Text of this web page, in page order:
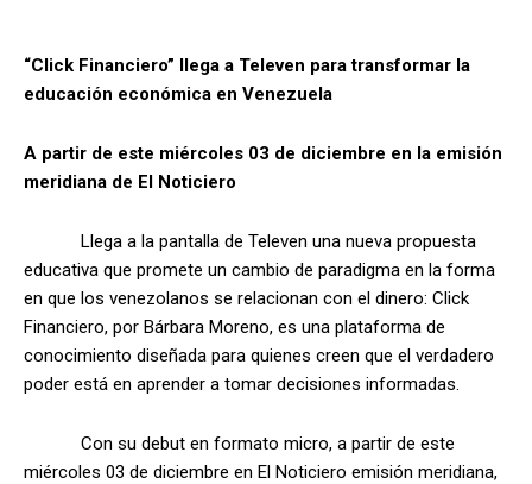
“Click Financiero” llega a Televen para transformar la
educación económica en Venezuela
A partir de este miércoles 03 de diciembre en la emisión
meridiana de El Noticiero
Llega a la pantalla de Televen una nueva propuesta
educativa que promete un cambio de paradigma en la forma
en que los venezolanos se relacionan con el dinero: Click
Financiero, por Bárbara Moreno, es una plataforma de
conocimiento diseñada para quienes creen que el verdadero
poder está en aprender a tomar decisiones informadas.
Con su debut en formato micro, a partir de este
miércoles 03 de diciembre en El Noticiero emisión meridiana,